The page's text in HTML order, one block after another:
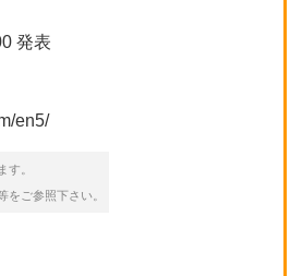
発表
en5/
す。
をご参照下さい。